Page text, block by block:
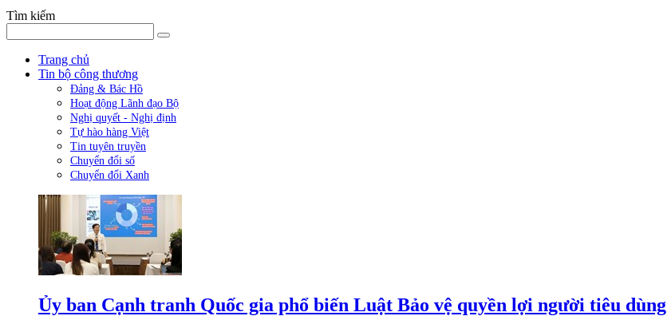
Tìm kiếm
Trang chủ
Tin bộ công thương
Đảng & Bác Hồ
Hoạt động Lãnh đạo Bộ
Nghị quyết - Nghị định
Tự hào hàng Việt
Tin tuyên truyền
Chuyển đổi số
Chuyển đổi Xanh
Ủy ban Cạnh tranh Quốc gia phổ biến Luật Bảo vệ quyền lợi người tiêu dùng